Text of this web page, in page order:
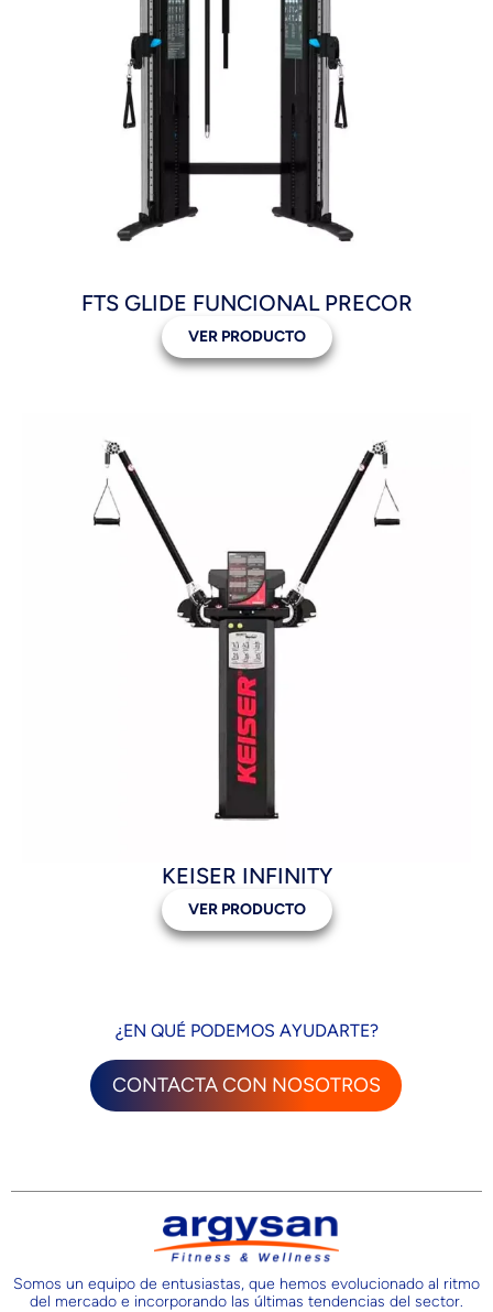
FTS GLIDE FUNCIONAL PRECOR
VER PRODUCTO
KEISER INFINITY
VER PRODUCTO
¿EN QUÉ PODEMOS AYUDARTE?
CONTACTA CON NOSOTROS
Somos un equipo de entusiastas, que hemos evolucionado al ritmo
del mercado e incorporando las últimas tendencias del sector.